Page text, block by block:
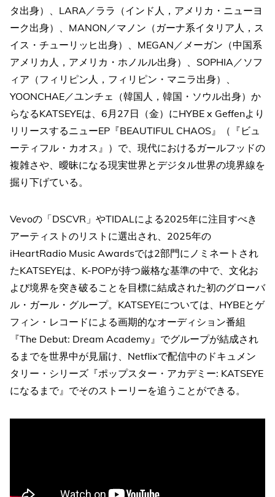
タ出身）、LARA／ララ（インド人，アメリカ・ニューヨ
ーク出身）、MANON／マノン（ガーナ系イタリア人，ス
イス・チューリッヒ出身）、MEGAN／メーガン（中国系
アメリカ人，アメリカ・ホノルル出身）、SOPHIA／ソフ
ィア（フィリピン人，フィリピン・マニラ出身）、
YOONCHAE／ユンチェ（韓国人，韓国・ソウル出身）か
らなるKATSEYEは、6月27日（金）にHYBE x Geffenより
リリースするニューEP『BEAUTIFUL CHAOS』（『ビュ
ーティフル・カオス』）で、現代におけるガールフッドの
複雑さや、曖昧になる現実世界とデジタル世界の境界線を
掘り下げている。
Vevoの「DSCVR」やTIDALによる2025年に注目すべき
アーティストのリストに選出され、2025年の
iHeartRadio Music Awardsでは2部門にノミネートされ
たKATSEYEは、K-POPが持つ厳格な基準の中で、文化お
よび境界を突き破ることを目標に結成された初のグローバ
ル・ガール・グループ。KATSEYEについては、HYBEとゲ
フィン・レコードによる画期的なオーディション番組
『The Debut: Dream Academy』でグループが結成され
るまでを世界中が見届け、Netflixで配信中のドキュメン
タリー・シリーズ『ポップスター・アカデミー: KATSEYE
になるまで』でそのストーリーを追うことができる。